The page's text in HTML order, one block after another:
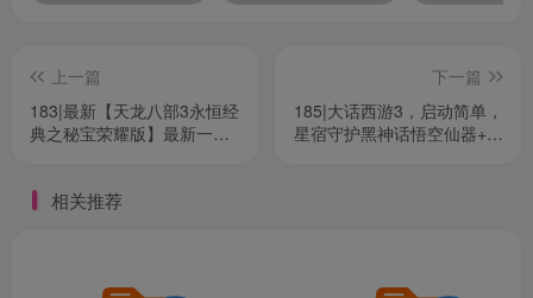
上一篇
183|最新【天龙八部3永恒经
典之秘宝荣耀版】最新一键
下一篇
185|大话西游3，启动简单，
星宿守护黑神话悟空仙器+攻
相关推荐